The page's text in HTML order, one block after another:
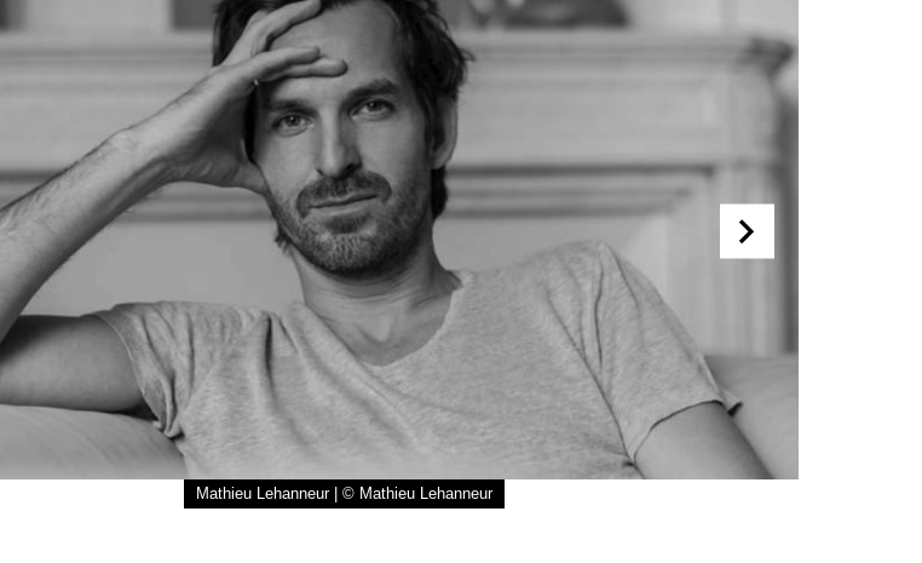
Mathieu Lehanneur | © Mathieu Lehanneur